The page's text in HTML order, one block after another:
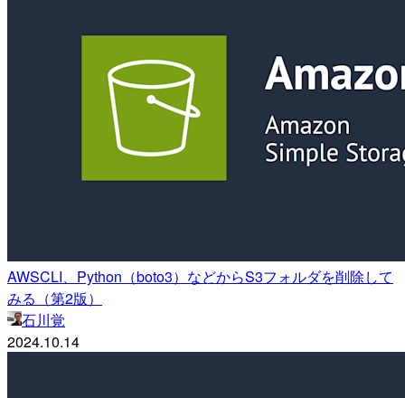
AWSCLI、Python（boto3）などからS3フォルダを削除して
みる（第2版）
石川覚
2024.10.14